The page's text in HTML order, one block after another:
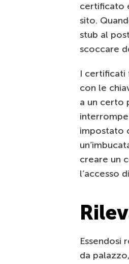
certificato
sito.
stub al
scoccare
I certificati
con le
a un certo
impostato
creare un
l’accesso
Essendosi
da